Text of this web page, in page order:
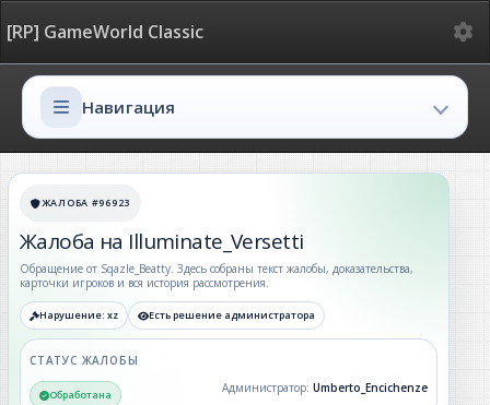
[RP] GameWorld Classic
Навигация
Навигация
ЖАЛОБА #96923
Жалоба на Illuminate_Versetti
Обращение от Sqazle_Beatty. Здесь собраны текст жалобы, доказательства,
карточки игроков и вся история рассмотрения.
Нарушение: xz Есть решение администратора
СТАТУС ЖАЛОБЫ
Обработана Администратор: Umberto_Encichenze